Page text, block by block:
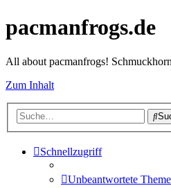
pacmanfrogs.de
All about pacmanfrogs!
Zum Inhalt
Schnellzugriff
Unbeantwortete